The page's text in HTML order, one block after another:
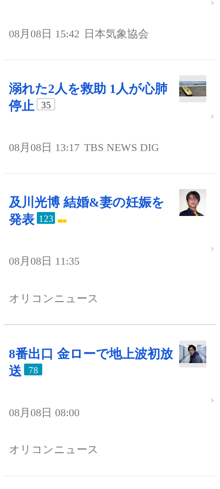
08月08日 15:42 日本気象協会
溺れた2人を救助 1人が心肺
停止
35
08月08日 13:17 TBS NEWS DIG
及川光博 結婚&妻の妊娠を
発表 123
08月08日 11:35
オリコンニュース
8番出口 金ローで地上波初放
送
78
08月08日 08:00
オリコンニュース